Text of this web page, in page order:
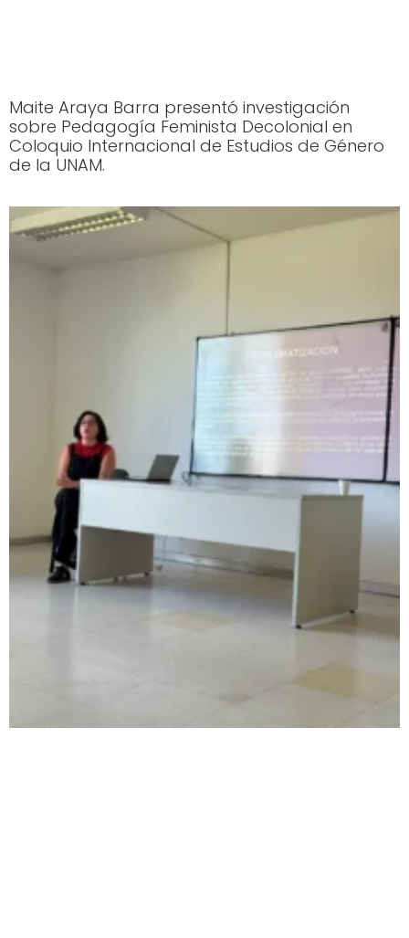
Maite Araya Barra presentó investigación
sobre Pedagogía Feminista Decolonial en
Coloquio Internacional de Estudios de Género
de la UNAM.